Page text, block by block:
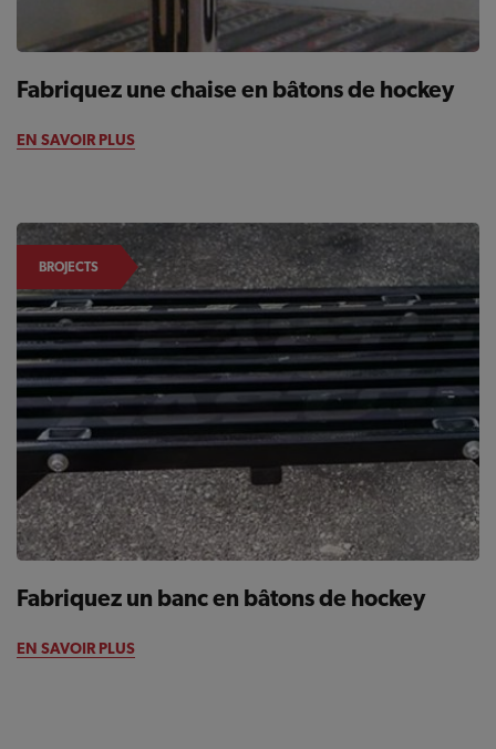
Fabriquez une chaise en bâtons de hockey
EN SAVOIR PLUS
BROJECTS
Fabriquez un banc en bâtons de hockey
EN SAVOIR PLUS